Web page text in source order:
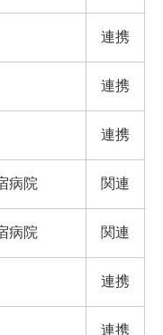
連携
連携
連携
病院 関連
病院 関連
連携
連携